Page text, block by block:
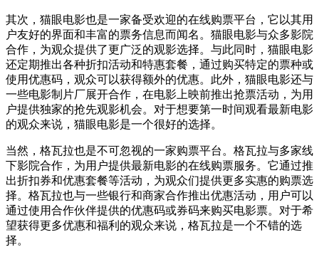
其次，猫眼电影也是一家备受欢迎的在线购票平台，它以其用
户友好的界面和丰富的票务信息而闻名。猫眼电影与众多影院
合作，为观众提供了更广泛的观影选择。与此同时，猫眼电影
还定期推出各种折扣活动和特惠套餐，通过购买特定的票种或
使用优惠码，观众可以获得额外的优惠。此外，猫眼电影还与
一些电影制片厂展开合作，在电影上映前推出抢票活动，为用
户提供独家的抢先观影机会。对于想要第一时间观看最新电影
的观众来说，猫眼电影是一个很好的选择。
当然，格瓦拉也是不可忽视的一家购票平台。格瓦拉与多家线
下影院合作，为用户提供最新电影的在线购票服务。它通过推
出折扣券和优惠套餐等活动，为观众们提供更多实惠的购票选
择。格瓦拉也与一些银行和商家合作推出优惠活动，用户可以
通过使用合作伙伴提供的优惠码或券码来购买电影票。对于希
望获得更多优惠和福利的观众来说，格瓦拉是一个不错的选
择。